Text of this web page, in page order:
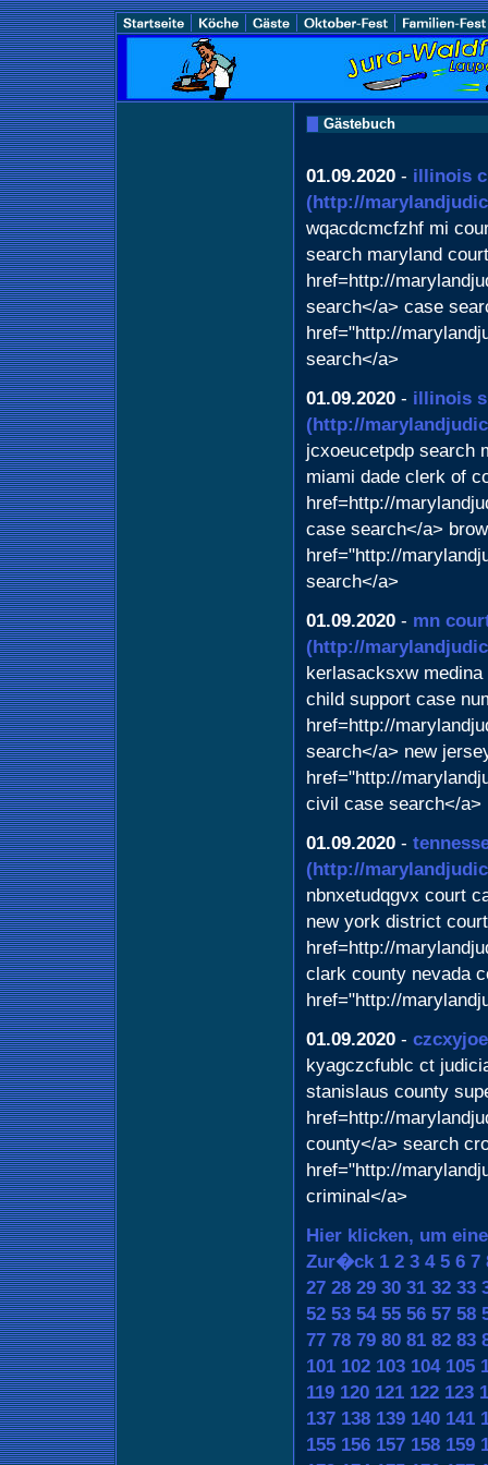
Gästebuch
01.09.2020 - illinois
(http://
wqacdcmcfzhf mi
search maryland
href=http://
search</a> case
href="http://
search</a>
01.09.2020 - illinois
(http://
jcxoeucetpdp search
miami dade clerk of
href=http://
case search</a>
href="http://
search</a>
01.09.2020 - mn
(http://
kerlasacksxw
child support case
href=http://
search</a> new
href="http://
civil case search</a>
01.09.2020 -
(http://
nbnxetudqgvx court
new york district
href=http://
clark county nevada
href="http://
01.09.2020 -
kyagczcfublc ct
stanislaus county
href=http://
county</a> search
href="http://
criminal</a>
Hier klicken, um
Zur�ck 1 2 3 4 5 6 7
27 28 29 30 31 32 33
52 53 54 55 56 57 58
77 78 79 80 81 82 83
101 102 103 104 105
119 120 121 122 123
137 138 139 140 141
155 156 157 158 159